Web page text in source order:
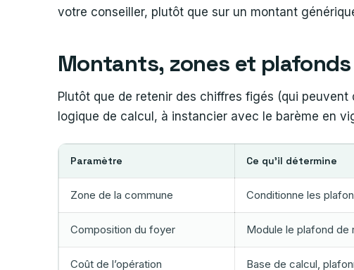
votre conseiller, plutôt que sur un montant
Montants, zones et
Plutôt que de retenir des chiffres figés (qui
logique de calcul, à instancier avec le barème en
Paramètre Ce qu’il détermine
Zone de la commune Conditionne les
Composition du foyer Module le plafond de
Coût de l’opération Base de calcul,